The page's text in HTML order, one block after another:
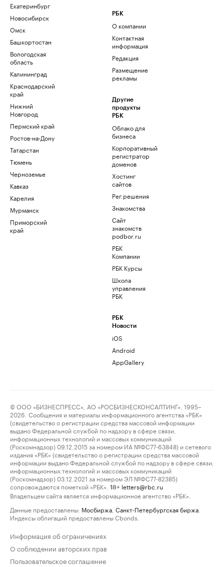
Екатеринбург
Новосибирск
Омск
Башкортостан
Вологодская
область
Калининград
Краснодарский
край
Нижний
Новгород
Пермский край
Ростов-на-Дону
Татарстан
Тюмень
Черноземье
Кавказ
Карелия
Мурманск
Приморский
край
РБК
О компании
Контактная
информация
Редакция
Размещение
рекламы
Другие
продукты
РБК
Облако для
бизнеса
Корпоративный
регистратор
доменов
Хостинг
сайтов
Рег.решения
Знакомства
Сайт
знакомств
podbor.ru
РБК
Компании
РБК Курсы
Школа
управления
РБК
РБК
Новости
iOS
Android
AppGallery
© ООО «БИЗНЕСПРЕСС», АО «РОСБИЗНЕСКОНСАЛТИНГ», 1995–
2026. Сообщения и материалы информационного агентства «РБК»
(свидетельство о регистрации средства массовой информации
выдано Федеральной службой по надзору в сфере связи,
информационных технологий и массовых коммуникаций
(Роскомнадзор) 09.12.2015 за номером ИА №ФС77-63848) и сетевого
издания «РБК» (свидетельство о регистрации средства массовой
информации выдано Федеральной службой по надзору в сфере связи,
информационных технологий и массовых коммуникаций
(Роскомнадзор) 03.12.2021 за номером ЭЛ №ФС77-82385)
сопровождаются пометкой «РБК».
18+ letters@rbc.ru
Владельцем сайта является информационное агентство «РБК».
Данные предоставлены: Мосбиржа Санкт-Петербургская биржа
Индексы облигаций предоставлены Cbonds.
Информация об ограничениях
О соблюдении авторских прав
Пользовательское соглашение